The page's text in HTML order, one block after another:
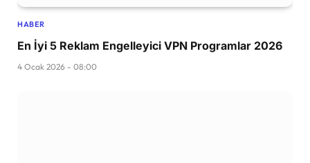
HABER
En İyi 5 Reklam Engelleyici VPN Programlar 2026
4 Ocak 2026 - 08:00